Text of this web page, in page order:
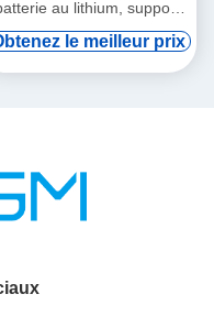
au lithium, support
de vod numérique et
induction automatique
le meilleur prix